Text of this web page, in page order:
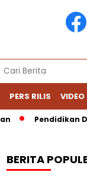
PERS RILIS VIDEO
Pendidikan Digital
BERITA